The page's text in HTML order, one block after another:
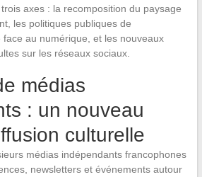
axes : la recomposition du paysage
les politiques publiques de
au numérique, et les nouveaux
sur les réseaux sociaux.
médias
: un nouveau
culturelle
médias indépendants francophones
newsletters et événements autour